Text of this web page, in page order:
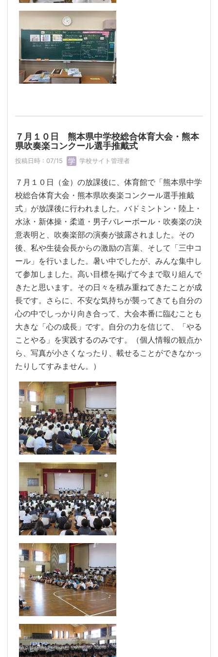
７月１０日 熊本県中学校総合体育大会・熊本
県吹奏楽コンクール選手推戴式
投稿日時 : 07/15 学校サイト管理者
７月１０日（金）の放課後に、体育館で「熊本県中学
校総合体育大会・熊本県吹奏楽コンクール選手推戴
式」が放課後に行われました。バドミントン・陸上・
水泳・新体操・柔道・男子バレーボール・吹奏楽の決
意表明と、吹奏楽部の演奏が披露されました。その
後、私や生徒会長からの激励の言葉、そして「三中コ
ール」を行いました。暑い中でしたが、みんな集中し
て参加しました。高い目標を掲げて今まで取り組んで
きたと思います。その日々を積み重ねてきたことが成
長です。さらに、不安な気持ちが襲ってきても自分の
心の中でしっかり向き合って、大会本番に臨むことも
大きな「心の成長」です。自分の力を信じて、「やる
ことやる」を実践するのみです。（個人情報の観点か
ら、写真が小さくなったり、載せることができなかっ
たりしてすみません。）